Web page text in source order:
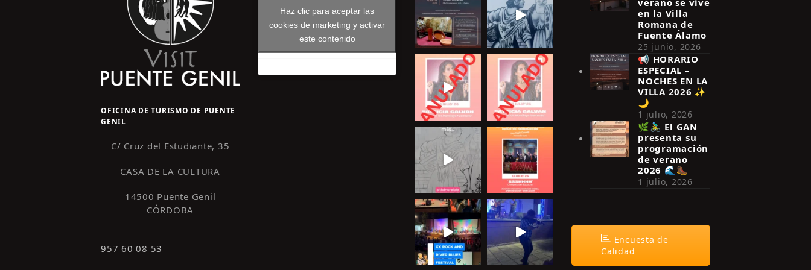
OFICINA DE TURISMO DE PUENTE
GENIL
C/ Cruz del Estudiante, 35
CASA DE LA CULTURA
14500 Puente Genil
CÓRDOBA
957 60 08 53
Haz clic para aceptar las
cookies de marketing y activar
este contenido
verano se vive
en la Villa
Romana de
Fuente Álamo
25 junio, 2026
📢 HORARIO
ESPECIAL –
NOCHES EN LA
VILLA 2026 ✨
🌙
1 julio, 2026
🌿🚴‍♂️ El GAN
presenta su
programación
de verano
2026 🌊🥾
1 julio, 2026
Encuesta de
Calidad